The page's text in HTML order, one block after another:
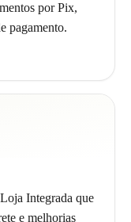
por Pix,
pagamento.
Integrada que
e melhorias